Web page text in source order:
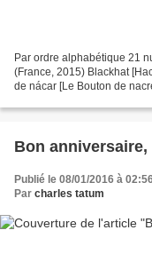
Par ordre alphabétique 21
(France, 2015) Blackhat
de nácar [Le Bouton de
Bon anniversaire,
Publié le 08/01/2016 à
Par charles tatum